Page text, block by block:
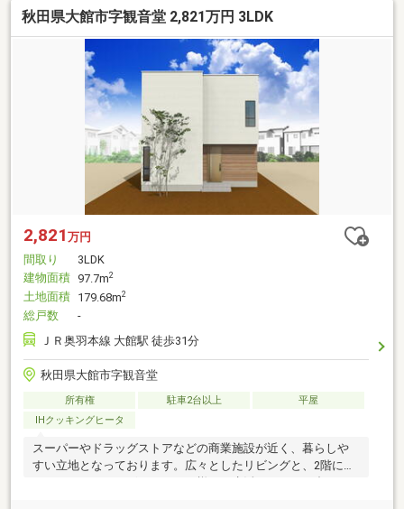
秋田県大館市字観音堂 2,821万円 3LDK
2,821 万円
間取り
3LDK
建物面積 97.7m2
土地面積 179.68m2
総戸数
-
ＪＲ奥羽本線 大館駅 徒歩31分
秋田県大館市字観音堂
所有権 駐車2台以上
平屋
IHクッキングヒータ
スーパーやドラッグストアなどの商業施設が近く、暮らしや
すい立地となっております。広々としたリビングと、2階には